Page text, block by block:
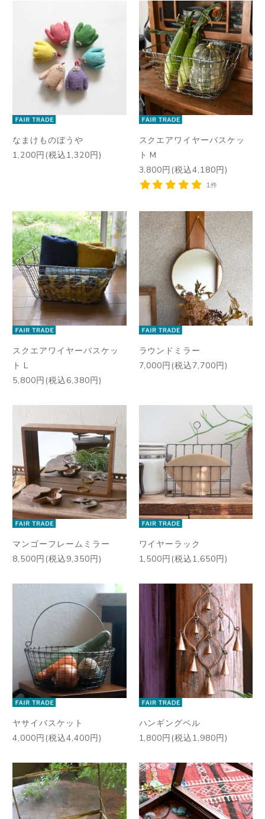
なまけものぼうや
1,200円(税込1,320円)
スクエアワイヤーバスケッ
ト M
3,800円(税込4,180円)
1件
スクエアワイヤーバスケッ
ト L
5,800円(税込6,380円)
ラウンドミラー
7,000円(税込7,700円)
マンゴーフレームミラー
8,500円(税込9,350円)
ワイヤーラック
1,500円(税込1,650円)
ヤサイバスケット
4,000円(税込4,400円)
ハンギングベル
1,800円(税込1,980円)